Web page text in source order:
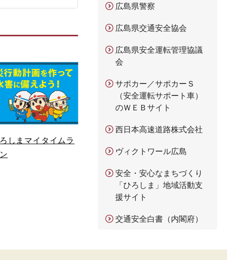
しまマイタイムラ
広島県警察
広島県交通安全協会
広島県安全運転管理協議
会
サポカー／サポカーＳ
（安全運転サポート車）
のＷＥＢサイト
西日本高速道路株式会社
ヴィクトワール広島
安全・安心なまちづくり
「ひろしま」地域活動支
援サイト
交通安全白書（内閣府）